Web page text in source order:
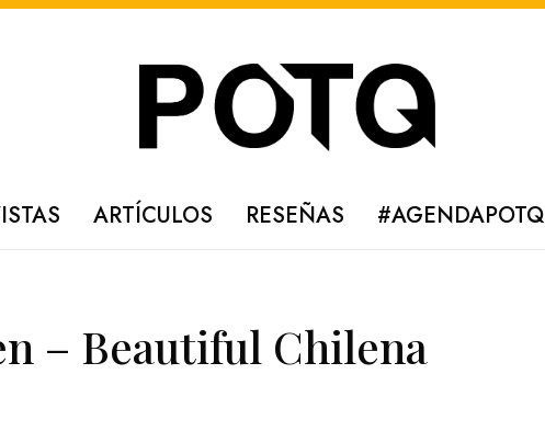
ARTÍCULOS RESEÑAS #AGENDAPOTQ
– Beautiful Chilena